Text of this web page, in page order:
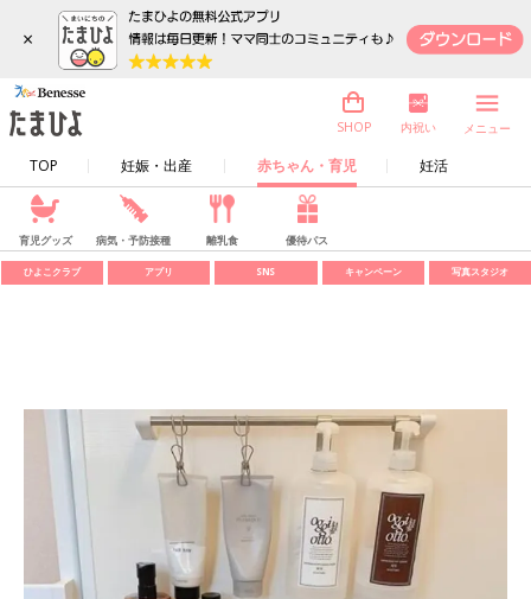
×
TOP 妊娠・出産 赤ちゃん・育児 妊活
SHOP 内祝い メニュー
育児グッズ 病気・予防接種 離乳食 優待パス
ひよこクラブ アプリ SNS キャンペーン 写真スタジオ